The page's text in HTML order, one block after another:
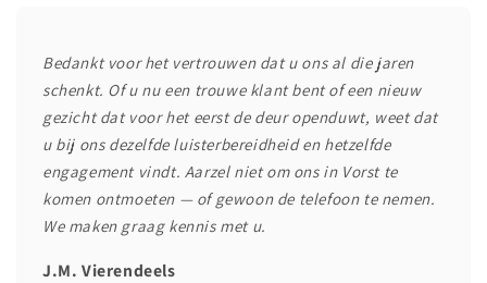
Bedankt voor het vertrouwen dat u ons al die jaren
schenkt. Of u nu een trouwe klant bent of een nieuw
gezicht dat voor het eerst de deur openduwt, weet dat
u bij ons dezelfde luisterbereidheid en hetzelfde
engagement vindt. Aarzel niet om ons in Vorst te
komen ontmoeten — of gewoon de telefoon te nemen.
We maken graag kennis met u.
J.M. Vierendeels